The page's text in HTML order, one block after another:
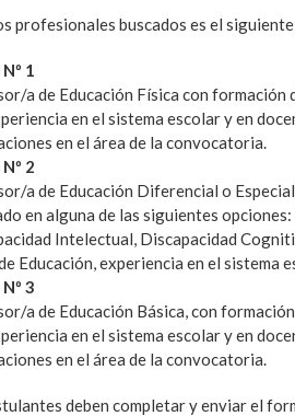
profesionales buscados es el
1
a de Educación Física con formación
en el sistema escolar y en
en el área de la convocatoria.
2
a de Educación Diferencial o
en alguna de las siguientes
Intelectual, Discapacidad
Educación, experiencia en el sistema
3
a de Educación Básica, con
en el sistema escolar y en
en el área de la convocatoria.
deben completar y enviar el